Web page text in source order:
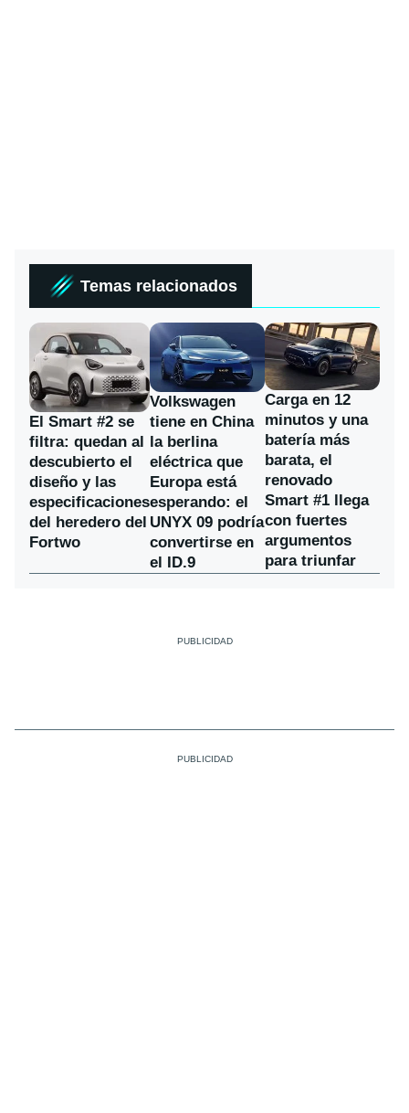
Temas relacionados
El Smart #2 se
filtra: quedan al
descubierto el
diseño y las
especificaciones
del heredero del
Fortwo
Volkswagen
tiene en China
la berlina
eléctrica que
Europa está
esperando: el
UNYX 09 podría
convertirse en
el ID.9
Carga en 12
minutos y una
batería más
barata, el
renovado
Smart #1 llega
con fuertes
argumentos
para triunfar